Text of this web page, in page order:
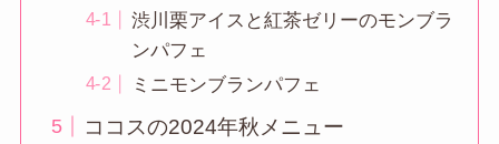
渋川栗アイスと紅茶ゼリーのモンブラ
ンパフェ
ミニモンブランパフェ
ココスの2024年秋メニュー